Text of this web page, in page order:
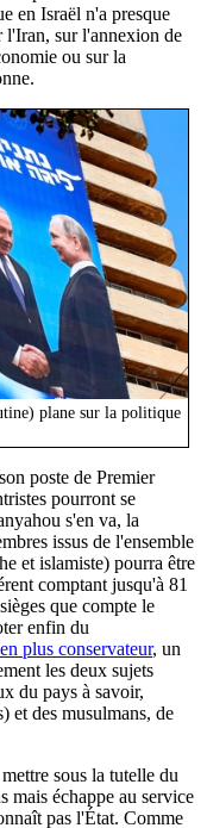
en Israël n'a presque
l'Iran, sur l'annexion de
ou sur la
plane sur la politique
poste de Premier
pourront se
s'en va, la
issus de l'ensemble
et islamiste) pourra être
comptant jusqu'à 81
que compte le
enfin du
plus conservateur, un
les deux sujets
du pays à savoir,
et des musulmans, de
sous la tutelle du
mais échappe au service
pas l'État. Comme